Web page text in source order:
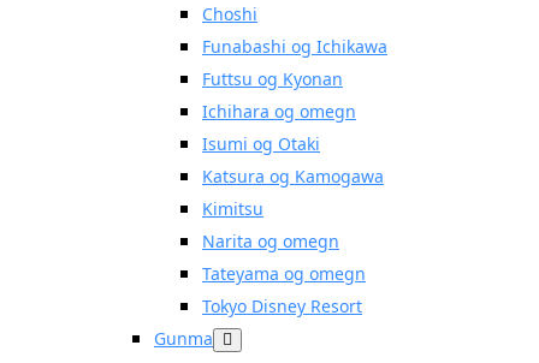
Choshi
Funabashi og Ichikawa
Futtsu og Kyonan
Ichihara og omegn
Isumi og Otaki
Katsura og Kamogawa
Kimitsu
Narita og omegn
Tateyama og omegn
Tokyo Disney Resort
Gunma